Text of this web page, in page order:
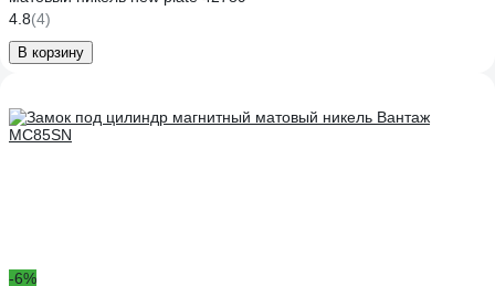
4.8(4)
В корзину
-6%